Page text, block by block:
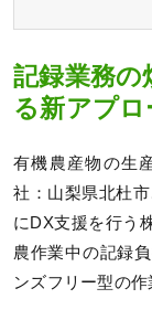
記録業務の
る新アプロ
有機農産物の生
社：山梨県北杜
にDX支援を行う
農作業中の記録
ンズフリー型の作